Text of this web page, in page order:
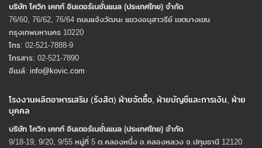
บริษัท โควิก เคทท์ อินเตอร์เนชั่นแนล (ประเทศไทย) จํากัด
76/60, 76/62, 76/64 ถนนแจ้งวัฒนะ แขวงอนุสาวรีย์ เขตบางเขน
กรุงเทพมหานคร 10220
โทร: 02-521-7888-9
โทรสาร: 02-521-7890
อีเมล์: info@kovic.com
โรงงานผลิตอาหารเสริม (รังสิต) ฝ่ายจัดซื้อ, ฝ่ายบัญชีและการเงิน, ฝ่าย
บุคคล
บริษัท โควิก เคทท์ อินเตอร์เนชั่นแนล (ประเทศไทย) จํากัด
9/18-19, 9/20, 9/55 หมู่ที่ 5 ต.คลองหนึ่ง อ.คลองหลวง จ.ปทุมธานี 12120